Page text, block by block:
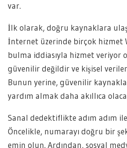
var.
İlk olarak, doğru kaynaklara
İnternet üzerinde birçok hizmet
bulma iddiasıyla hizmet veriyor
güvenilir değildir ve kişisel
Bunun yerine, güvenilir
yardım almak daha akıllıca
Sanal dedektiflikte adım adım
Öncelikle, numarayı doğru bir
emin olun. Ardından, sosyal